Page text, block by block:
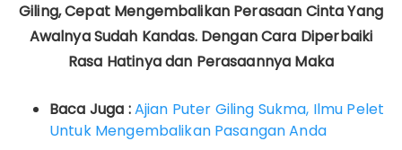
Giling, Cepat Mengembalikan Perasaan Cinta Yang
Awalnya Sudah Kandas. Dengan Cara Diperbaiki
Rasa Hatinya dan Perasaannya Maka
Baca Juga :Ajian Puter Giling Sukma, Ilmu Pelet
Untuk Mengembalikan Pasangan Anda